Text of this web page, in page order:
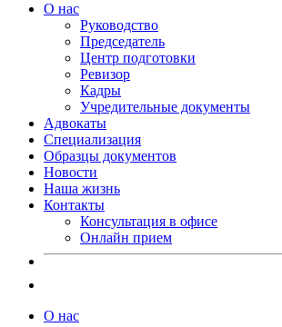
О нас
Руководство
Председатель
Центр подготовки
Ревизор
Кадры
Учредительные документы
Адвокаты
Специализация
Образцы документов
Новости
Наша жизнь
Контакты
Консультация в офисе
Онлайн прием
О нас